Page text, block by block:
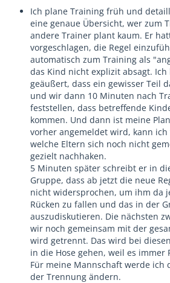
Ich plane Training früh und
eine genaue Übersicht, wer zum
andere Trainer plant kaum. Er
vorgeschlagen, die Regel
automatisch zum Training als
das Kind nicht explizit absagt.
geäußert, dass ein gewisser Teil
und wir dann 10 Minuten nach
feststellen, dass betreffende
kommen. Und dann ist meine
vorher angemeldet wird, kann ich
welche Eltern sich noch nicht
gezielt nachhaken.
5 Minuten später schreibt er in
Gruppe, dass ab jetzt die neue
nicht widersprochen, um ihm da
Rücken zu fallen und das in der
auszudiskutieren. Die nächsten
wir noch gemeinsam mit der
wird getrennt. Das wird bei
in die Hose gehen, weil es immer
Für meine Mannschaft werde ich
der Trennung ändern.